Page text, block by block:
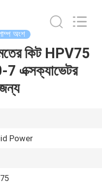
অংশ
কিট HPV75
এক্সক্যাভেটর
Power